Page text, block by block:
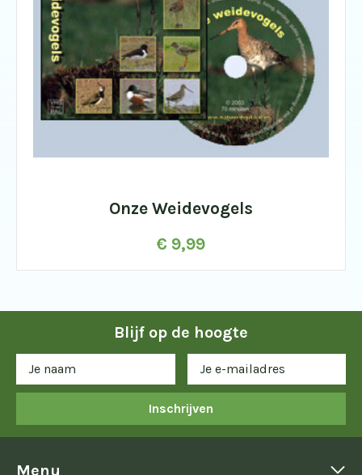
Onze Weidevogels
€ 9,99
Blijf op de hoogte
Inschrijven
Menu